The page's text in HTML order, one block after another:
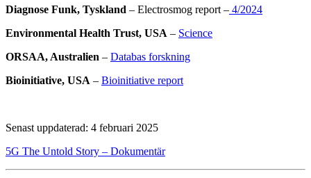
Diagnose Funk, Tyskland – Electrosmog report – 4/2024
Environmental Health Trust, USA – Science
ORSAA, Australien – Databas forskning
Bioinitiative, USA – Bioinitiative report
Senast uppdaterad: 4 februari 2025
5G The Untold Story – Dokumentär